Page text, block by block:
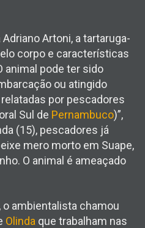
Artoni, a tartaruga-
corpo e características
animal pode ter sido
ou atingido
por pescadores
Sul de Pernambuco)”,
(15), pescadores já
mero morto em Suape,
O animal é ameaçado
o ambientalista chamou
Olinda que trabalham nas